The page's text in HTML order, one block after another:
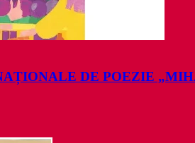
DE POEZIE